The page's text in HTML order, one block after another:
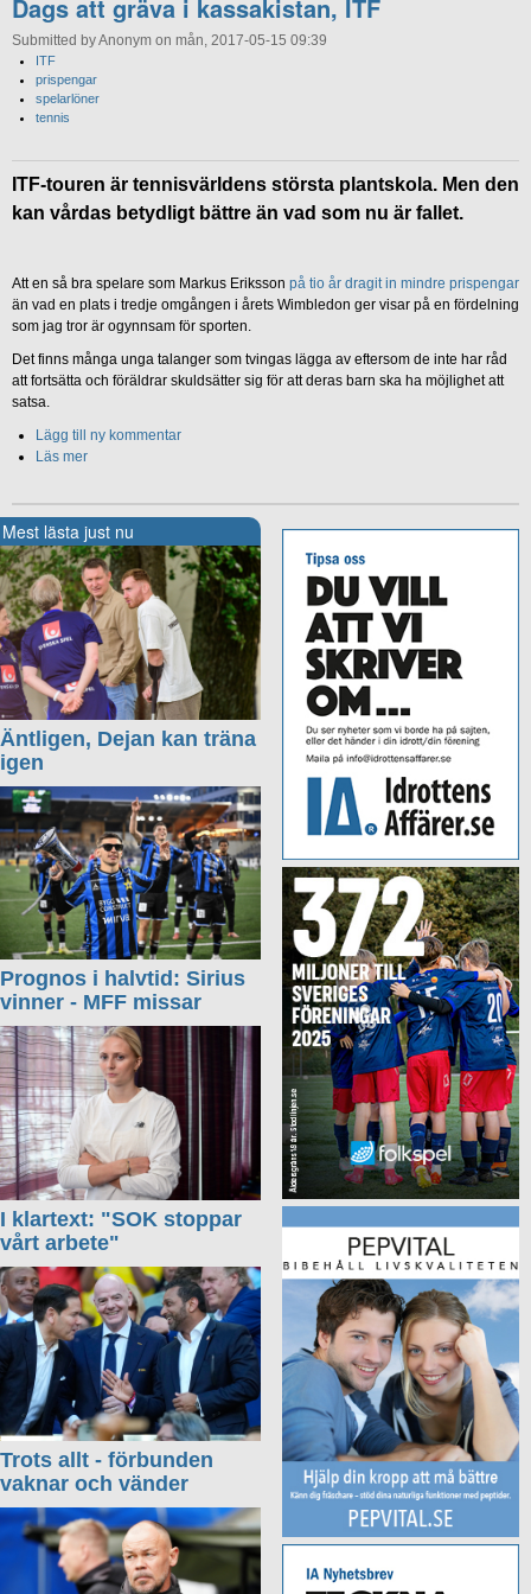
Dags att gräva i kassakistan, ITF
Submitted by Anonym on mån, 2017-05-15 09:39
ITF
prispengar
spelarlöner
tennis
ITF-touren är tennisvärldens största plantskola. Men den
kan vårdas betydligt bättre än vad som nu är fallet.
Att en så bra spelare som Markus Eriksson på tio år dragit in mindre prispengar
än vad en plats i tredje omgången i årets Wimbledon ger visar på en fördelning
som jag tror är ogynnsam för sporten.
Det finns många unga talanger som tvingas lägga av eftersom de inte har råd
att fortsätta och föräldrar skuldsätter sig för att deras barn ska ha möjlighet att
satsa.
Lägg till ny kommentar
Läs mer
Mest lästa just nu
Äntligen, Dejan kan träna
igen
Prognos i halvtid: Sirius
vinner - MFF missar
I klartext: "SOK stoppar
vårt arbete"
Trots allt - förbunden
vaknar och vänder